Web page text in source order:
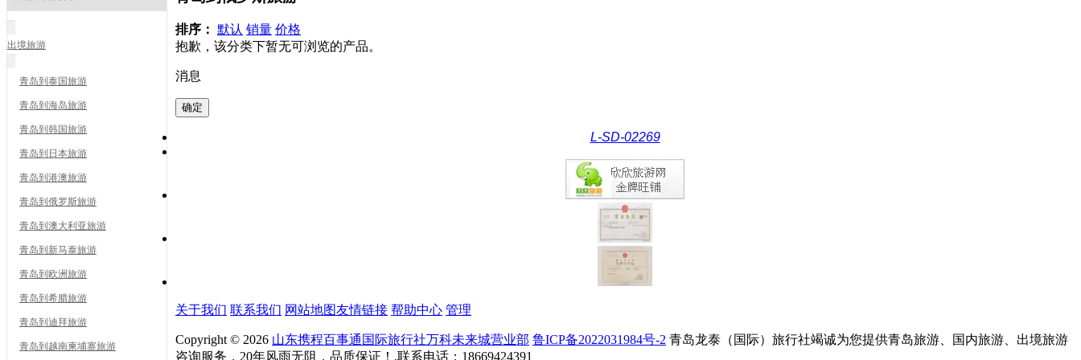
出境旅游
青岛到泰国旅游
青岛到海岛旅游
青岛到韩国旅游
青岛到日本旅游
青岛到港澳旅游
青岛到俄罗斯旅游
青岛到澳大利亚旅游
青岛到新马泰旅游
青岛到欧洲旅游
青岛到希腊旅游
青岛到迪拜旅游
青岛到越南柬埔寨旅游
排序： 默认 销量 价格
抱歉，该分类下暂无可浏览的产品。
消息
L-SD-02269
关于我们 联系我们 网站地图友情链接 帮助中心 管理
Copyright © 2026 山东携程百事通国际旅行社万科未来城营业部 鲁ICP备2022031984号-2 青岛龙泰（国际）旅行社竭诚为您提供青岛旅游、国内旅游、出境旅游
咨询服务，20年风雨无阻，品质保证！,联系电话：18669424391